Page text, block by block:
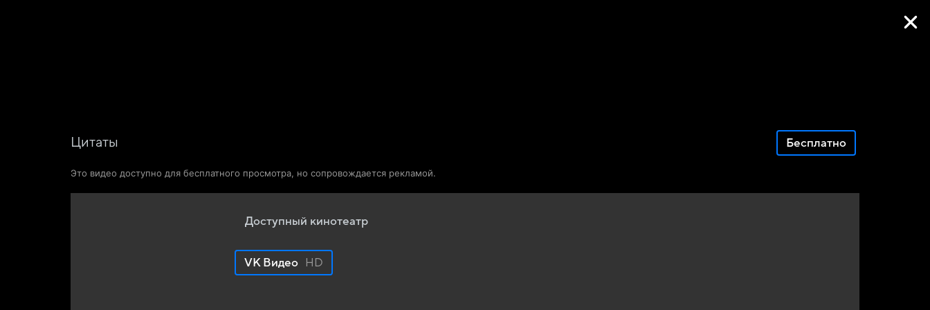
Цитаты
Это видео доступно для бесплатного просмотра, но сопровождается рекламой.
Бесплатно
Доступный кинотеатр
VK Видео HD